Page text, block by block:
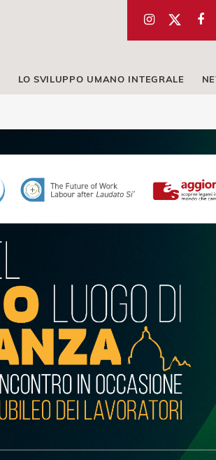
LO SVILUPPO UMANO INTEGRALE